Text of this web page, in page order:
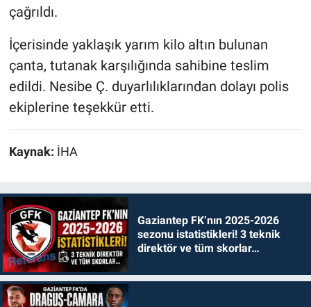
çağrıldı.
İçerisinde yaklaşık yarım kilo altın bulunan
çanta, tutanak karşılığında sahibine teslim
edildi. Nesibe Ç. duyarlılıklarından dolayı polis
ekiplerine teşekkür etti.
Kaynak: İHA
Gaziantep FK’nın 2025-2026
sezonu istatistikleri! 3 teknik
direktör ve tüm skorlar…